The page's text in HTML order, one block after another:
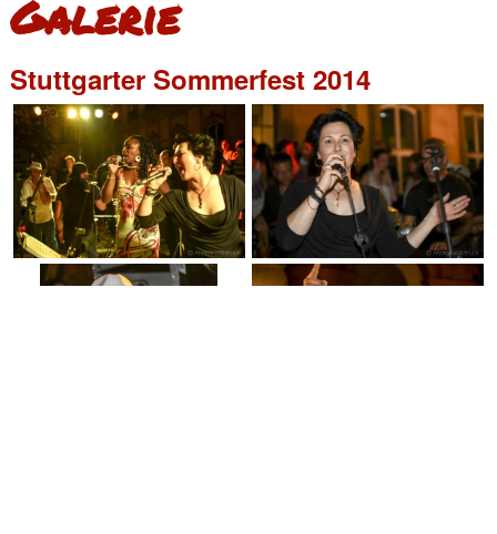
Galerie
Stuttgarter Sommerfest 2014